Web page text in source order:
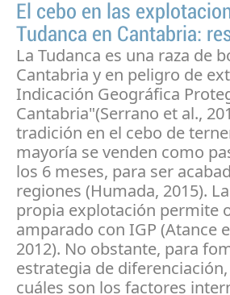
El cebo en las
Tudanca en Cantabria:
La Tudanca es una raza de
Cantabria y en peligro de
Indicación Geográfica
Cantabria"(Serrano et al.,
tradición en el cebo de
mayoría se venden como
los 6 meses, para ser
regiones (Humada, 2015).
propia explotación permite
amparado con IGP (Atance
2012). No obstante, para
estrategia de
cuáles son los factores